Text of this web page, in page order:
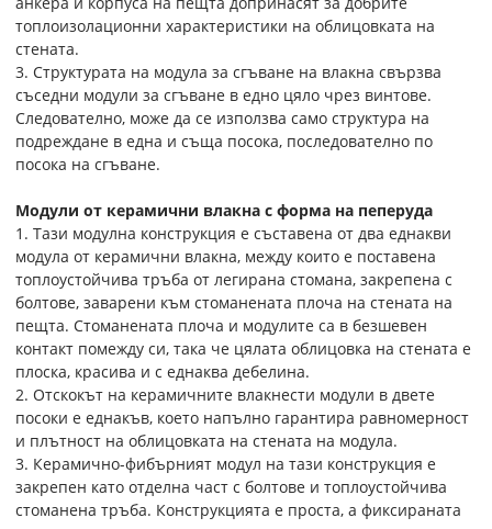
топлоизолационни характеристики на облицовката на
стената.
3. Структурата на модула за сгъване на влакна свързва
съседни модули за сгъване в едно цяло чрез винтове.
Следователно, може да се използва само структура на
подреждане в една и съща посока, последователно по
посока на сгъване.
Модули от керамични влакна с форма на пеперуда
1. Тази модулна конструкция е съставена от два еднакви
модула от керамични влакна, между които е поставена
топлоустойчива тръба от легирана стомана, закрепена с
болтове, заварени към стоманената плоча на стената на
пещта. Стоманената плоча и модулите са в безшевен
контакт помежду си, така че цялата облицовка на стената е
плоска, красива и с еднаква дебелина.
2. Отскокът на керамичните влакнести модули в двете
посоки е еднакъв, което напълно гарантира равномерност
и плътност на облицовката на стената на модула.
3. Керамично-фибърният модул на тази конструкция е
закрепен като отделна част с болтове и топлоустойчива
стоманена тръба. Конструкцията е проста, а фиксираната